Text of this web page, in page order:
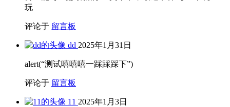
玩
评论于 留言板
dd 2025年1月31日
alert(“测试嘻嘻嘻一踩踩踩下”)
评论于 留言板
11 2025年1月3日